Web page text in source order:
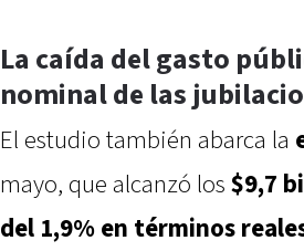
La caída del gasto
nominal de las
El estudio también abarca la
mayo, que alcanzó los $9,7
del 1,9% en términos